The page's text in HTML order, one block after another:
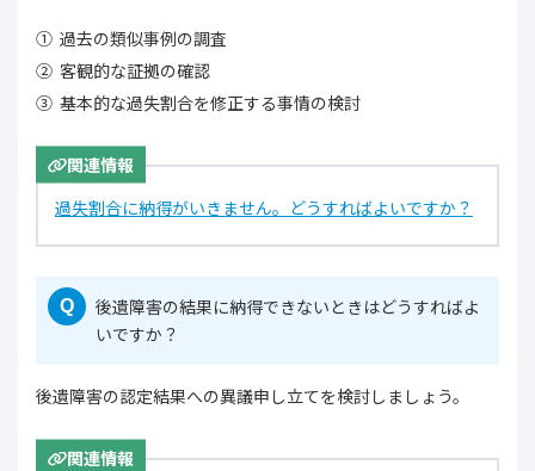
過去の類似事例の調査
客観的な証拠の確認
基本的な過失割合を修正する事情の検討
関連情報
過失割合に納得がいきません。どうすればよいですか？
Q
後遺障害の結果に納得できないときはどうすればよ
いですか？
後遺障害の認定結果への異議申し立てを検討しましょう。
関連情報